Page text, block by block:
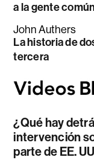
a la gente
John Authers
La historia de
tercera
¿Qué hay
intervención
parte de EE.